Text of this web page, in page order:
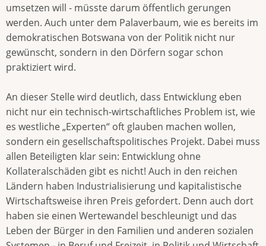
umsetzen will - müsste darum öffentlich gerungen
werden. Auch unter dem Palaverbaum, wie es bereits im
demokratischen Botswana von der Politik nicht nur
gewünscht, sondern in den Dörfern sogar schon
praktiziert wird.
An dieser Stelle wird deutlich, dass Entwicklung eben
nicht nur ein technisch-wirtschaftliches Problem ist, wie
es westliche „Experten“ oft glauben machen wollen,
sondern ein gesellschaftspolitisches Projekt. Dabei muss
allen Beteiligten klar sein: Entwicklung ohne
Kollateralschäden gibt es nicht! Auch in den reichen
Ländern haben Industrialisierung und kapitalistische
Wirtschaftsweise ihren Preis gefordert. Denn auch dort
haben sie einen Wertewandel beschleunigt und das
Leben der Bürger in den Familien und anderen sozialen